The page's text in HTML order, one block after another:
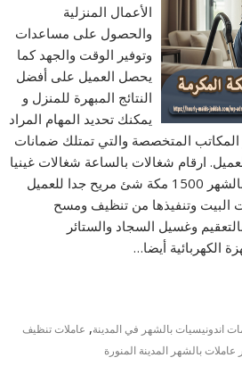
الأعمال المنزلية
والحصول على مساعدات
وتوفير الوقت والجهد كما
يحصل العميل على أفضل
النتائج المبهرة للمنزل و
يمكنك تحديد المهام المراد
المكاتب المتخصصة والتي تمتلك ضمانات
ارقام شغالات بالساعة شغالات غينيا
بالشهر مكة تقديم شغالات بالشهر 1500 مكة شئ مريح جدا للعميل
وتنفيذها من تنظيف ومسح
وغسيل السجاد والستائر
الكهربائية أيضا…
اندونيسيات بالشهر في المدينة, عاملات تنظيف
بالشهر المدينة المنورة